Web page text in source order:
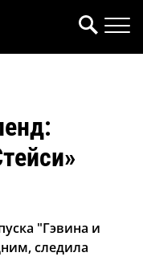
"Гэвина и
следила